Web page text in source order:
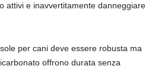
attivi e inavvertitamente danneggiare
per cani deve essere robusta ma
offrono durata senza